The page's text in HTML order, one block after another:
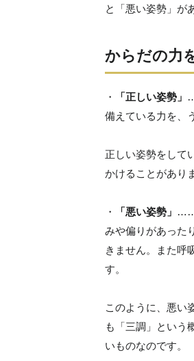
と「悪い姿勢」が
からだの力
・ 「正しい姿勢」
備えている力を、
正しい姿勢をして
かけることがあり
・ 「悪い姿勢」 ……
みや偏りがあった
きません。また呼
す。
このように、悪い
も「三調」という
いものなのです。